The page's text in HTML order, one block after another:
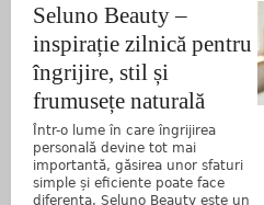
Seluno Beauty –
inspirație zilnică pentru
îngrijire, stil și
frumusețe naturală
Într-o lume în care îngrijirea
personală devine tot mai
importantă, găsirea unor sfaturi
simple și eficiente poate face
diferența. Seluno Beauty este un